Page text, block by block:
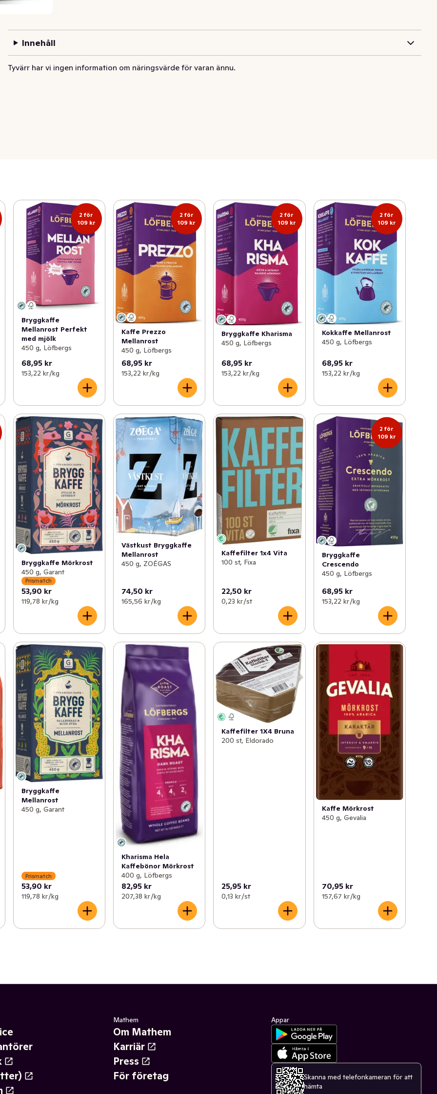
Innehåll
Tyvärr har vi ingen information om näringsvärde för varan ännu.
2 för
109 kr
Bryggkaffe
Mellanrost Perfekt
med mjölk
450 g, Löfbergs
68,95 kr
153,22 kr /kg
2 för
109 kr
Kaffe Prezzo
Mellanrost
450 g, Löfbergs
68,95 kr
153,22 kr /kg
2 för
109 kr
Bryggkaffe Kharisma
450 g, Löfbergs
68,95 kr
153,22 kr /kg
2 för
109 kr
Kokkaffe Mellanrost
450 g, Löfbergs
68,95 kr
153,22 kr /kg
Bryggkaffe Mörkrost
450 g, Garant
Prismatch
53,90 kr
119,78 kr /kg
Västkust Bryggkaffe
Mellanrost
450 g, ZOÉGAS
74,50 kr
165,56 kr /kg
Kaffefilter 1x4 Vita
100 st, Fixa
22,50 kr
0,23 kr /st
2 för
109 kr
Bryggkaffe
Crescendo
450 g, Löfbergs
68,95 kr
153,22 kr /kg
Bryggkaffe
Mellanrost
450 g, Garant
Prismatch
53,90 kr
119,78 kr /kg
Kharisma Hela
Kaffebönor Mörkrost
400 g, Löfbergs
82,95 kr
207,38 kr /kg
Kaffefilter 1X4 Bruna
200 st, Eldorado
25,95 kr
0,13 kr /st
Kaffe Mörkrost
450 g, Gevalia
70,95 kr
157,67 kr /kg
Mathem
Om Mathem
Karriär
Press
För företag
Appar
Skanna med telefonkameran för att
hämta